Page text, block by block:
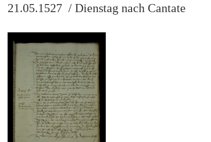
21.05.1527 / Dienstag nach Cantate